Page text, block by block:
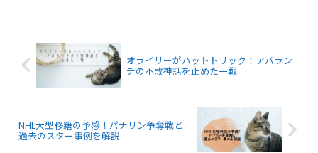
オライリーがハットトリック！アバラン
チの不敗神話を止めた一戦
NHL大型移籍の予感！パナリン争奪戦と
過去のスター事例を解説